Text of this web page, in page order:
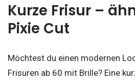
Kurze Frisur –
Pixie Cut
Möchtest du einen modernen
Frisuren ab 60 mit Brille? Eine